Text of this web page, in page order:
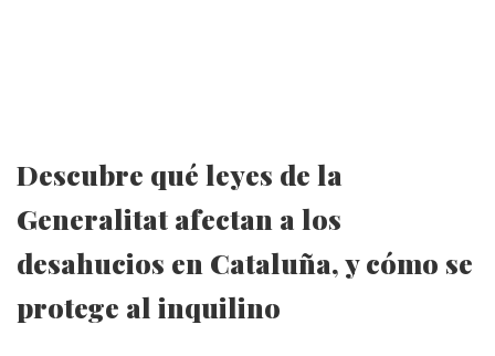
Descubre qué leyes de la
Generalitat afectan a los
desahucios en Cataluña, y cómo se
protege al inquilino